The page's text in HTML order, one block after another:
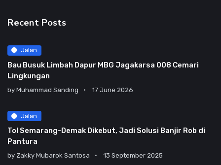
Recent Posts
Jalan
Bau Busuk Limbah Dapur MBG Jagakarsa 008 Cemari
Lingkungan
by Muhammad Sanding 17 June 2026
Jalan
Tol Semarang-Demak Dikebut, Jadi Solusi Banjir Rob di
Pantura
by Zakky Mubarok Santosa 13 September 2025